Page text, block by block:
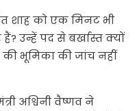
शाह को एक मिनट भी
उन्हें पद से बर्खास्त क्यों
की भूमिका की जांच नहीं
अश्विनी वैष्णव ने